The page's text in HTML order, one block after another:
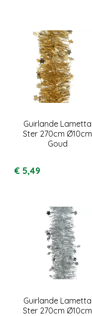
Guirlande Lametta
Ster 270cm Ø10cm
Goud
€ 5,49
Guirlande Lametta
Ster 270cm Ø10cm